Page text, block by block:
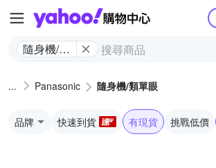
Yahoo購物
隨身機/類
Panasonic 隨身機/類單眼
品牌 快速到貨 有現貨 挑戰低價